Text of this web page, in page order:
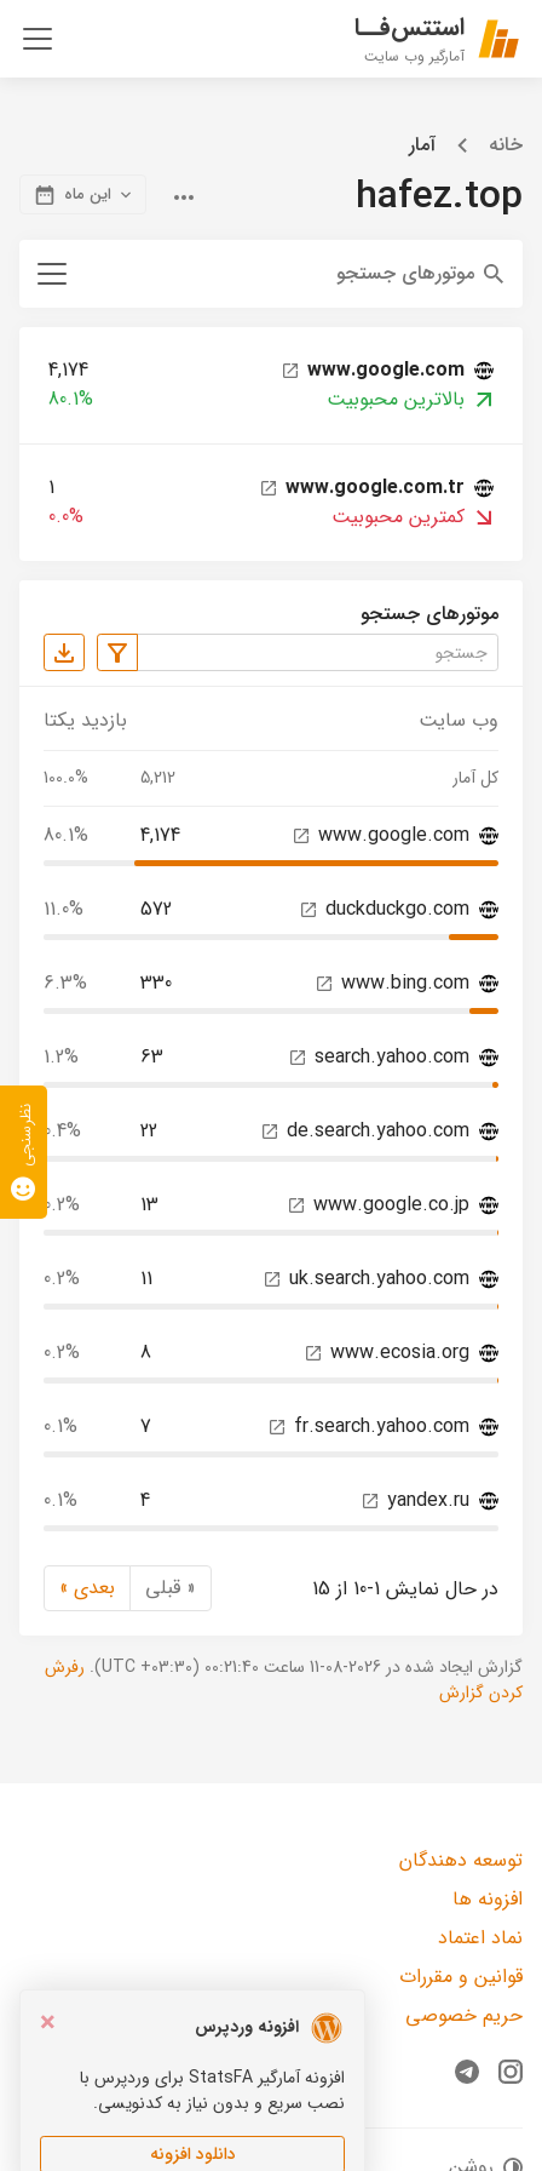
استتس‌فــا
آمارگیر وب سایت
خانه آمار
hafez.top این ماه
موتورهای جستجو
www.google.com
4,174
بالاترین محبوبیت
80.1%
www.google.com.tr
1
کمترین محبوبیت
0.0%
موتورهای جستجو
وب سایت بازدید یکتا
کل آمار 5,212
100.0%
www.google.com
4,174
80.1%
duckduckgo.com
572
11.0%
www.bing.com
330
6.3%
search.yahoo.com
63
1.2%
de.search.yahoo.com
22
0.4%
www.google.co.jp
13
0.2%
uk.search.yahoo.com
11
0.2%
www.ecosia.org
8
0.2%
fr.search.yahoo.com
7
0.1%
yandex.ru
4
0.1%
در حال نمایش 1-10 از 15 « قبلی بعدی »
گزارش ایجاد شده در 2026-08-11 ساعت 00:21:40 (UTC +03:30).
رفرش
کردن گزارش
×
افزونه وردپرس
افزونه آمارگیر StatsFA برای وردپرس با
نصب سریع و بدون نیاز به کدنویسی.
دانلود افزونه
توسعه دهندگان
افزونه ها
نماد اعتماد
قوانین و مقررات
حریم خصوصی
Instagram
Telegram
نظرسنجی